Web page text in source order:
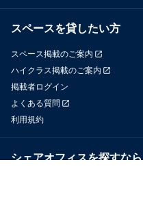
スペースを貸したい方
スペース掲載のご案内
ハイクラス掲載のご案内
掲載者ログイン
よくある質問
利用規約
シェアオフィスを探すなら